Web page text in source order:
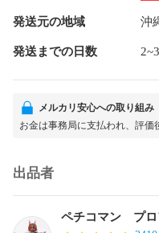
発送元の地域 沖
発送までの日数
メルカリ安心への取り組み
お金は事務局に支払われ、評価
出品者
ペチコマン プロ